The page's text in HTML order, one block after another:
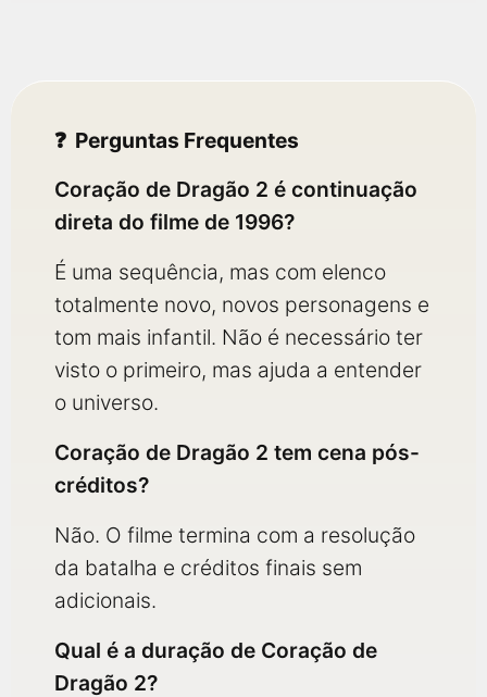
Perguntas Frequentes
Coração de Dragão 2 é continuação
direta do filme de 1996?
É uma sequência, mas com elenco
totalmente novo, novos personagens e
tom mais infantil. Não é necessário ter
visto o primeiro, mas ajuda a entender
o universo.
Coração de Dragão 2 tem cena pós-
créditos?
Não. O filme termina com a resolução
da batalha e créditos finais sem
adicionais.
Qual é a duração de Coração de
Dragão 2?